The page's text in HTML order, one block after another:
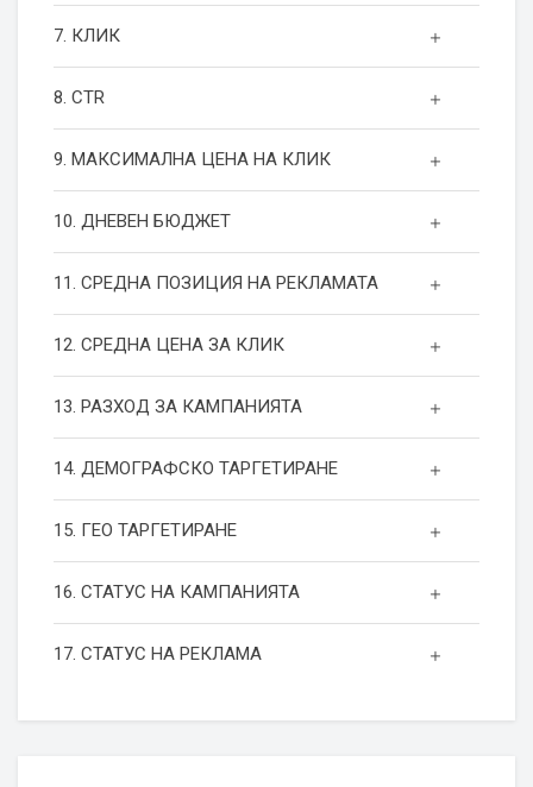
7. КЛИК
8. CTR
9. МАКСИМАЛНА ЦЕНА НА КЛИК
10. ДНЕВЕН БЮДЖЕТ
11. СРЕДНА ПОЗИЦИЯ НА РЕКЛАМАТА
12. СРЕДНА ЦЕНА ЗА КЛИК
13. РАЗХОД ЗА КАМПАНИЯТА
14. ДЕМОГРАФСКО ТАРГЕТИРАНЕ
15. ГЕО ТАРГЕТИРАНЕ
16. СТАТУС НА КАМПАНИЯТА
17. СТАТУС НА РЕКЛАМА